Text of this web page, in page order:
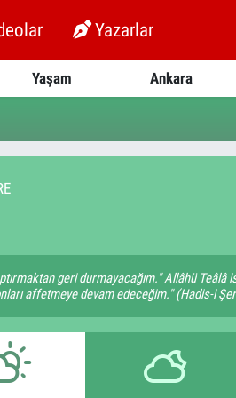
Yazarlar
Yaşam Ankara
geri durmayacağım." Allâhü Teâlâ
affetmeye devam edeceğim." (Hadis-i